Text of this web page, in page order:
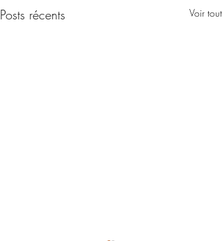
Posts récents Voir tout